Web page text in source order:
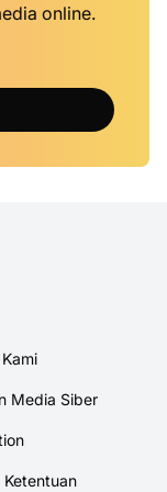
online.
Media Siber
Ketentuan